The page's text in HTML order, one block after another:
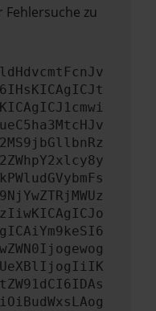
Fehlersuche zu